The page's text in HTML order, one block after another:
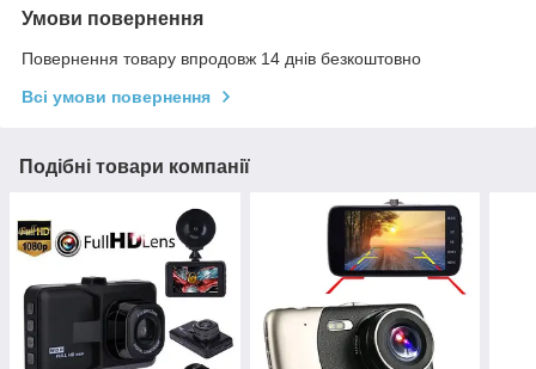
Умови повернення
Повернення товару впродовж 14 днів безкоштовно
Всі умови повернення
Подібні товари компанії